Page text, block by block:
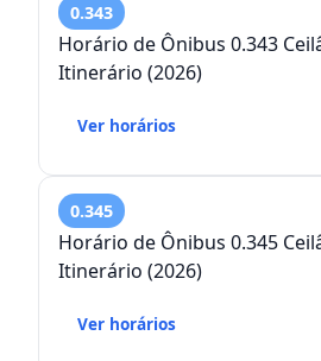
0.343
Horário de Ônibus 0.343
Itinerário (2026)
Ver horários
0.345
Horário de Ônibus 0.345
Itinerário (2026)
Ver horários